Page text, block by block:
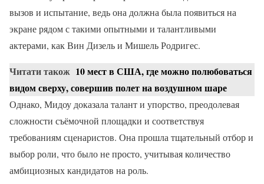
вызов и испытание, ведь она должна была появиться на
экране рядом с такими опытными и талантливыми
актерами, как Вин Дизель и Мишель Родригес.
Читати також 10 мест в США, где можно полюбоваться
видом сверху, совершив полет на воздушном шаре
Однако, Мидоу доказала талант и упорство, преодолевая
сложности съёмочной площадки и соответствуя
требованиям сценаристов. Она прошла тщательный отбор и
выбор роли, что было не просто, учитывая количество
амбициозных кандидатов на роль.